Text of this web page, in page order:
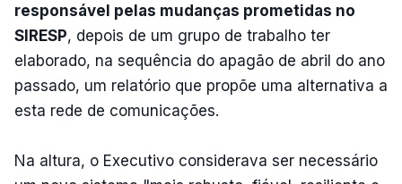
responsável pelas mudanças prometidas no
SIRESP, depois de um grupo de trabalho ter
elaborado, na sequência do apagão de abril do ano
passado, um relatório que propõe uma alternativa a
esta rede de comunicações.
Na altura, o Executivo considerava ser necessário